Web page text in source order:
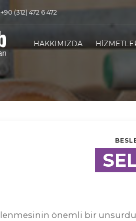
+90 (312) 472 6 472
HAKKIMIZDA
önemli bir